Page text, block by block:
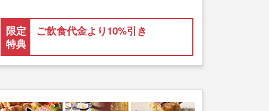
限定
特典
ご飲食代金より10%引き